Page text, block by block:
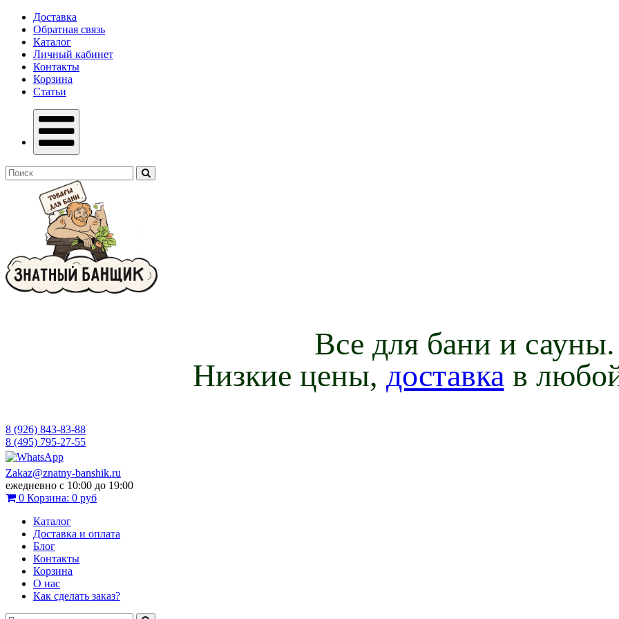
Доставка
Обратная связь
Каталог
Личный кабинет
Контакты
Корзина
Статьи
Все для бани и сауны.
Низкие цены, доставка в
8 (926) 843-83-88
8 (495) 795-27-55
Zakaz@znatny-banshik.ru
ежедневно с 10:00 до 19:00
0 Корзина: 0 руб
Каталог
Доставка и оплата
Блог
Контакты
Корзина
О нас
Как сделать заказ?